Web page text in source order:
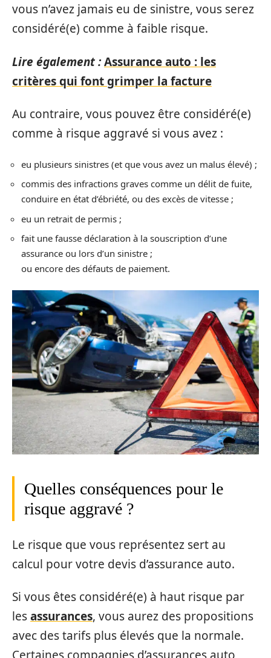
vous n’avez jamais eu de sinistre, vous serez
considéré(e) comme à faible risque.
Lire également :Assurance auto : les
critères qui font grimper la facture
Au contraire, vous pouvez être considéré(e)
comme à risque aggravé si vous avez :
eu plusieurs sinistres (et que vous avez un malus élevé) ;
commis des infractions graves comme un délit de fuite,
conduire en état d’ébriété, ou des excès de vitesse ;
eu un retrait de permis ;
fait une fausse déclaration à la souscription d’une
assurance ou lors d’un sinistre ;
ou encore des défauts de paiement.
Quelles conséquences pour le
risque aggravé ?
Le risque que vous représentez sert au
calcul pour votre devis d’assurance auto.
Si vous êtes considéré(e) à haut risque par
lesassurances, vous aurez des propositions
avec des tarifs plus élevés que la normale.